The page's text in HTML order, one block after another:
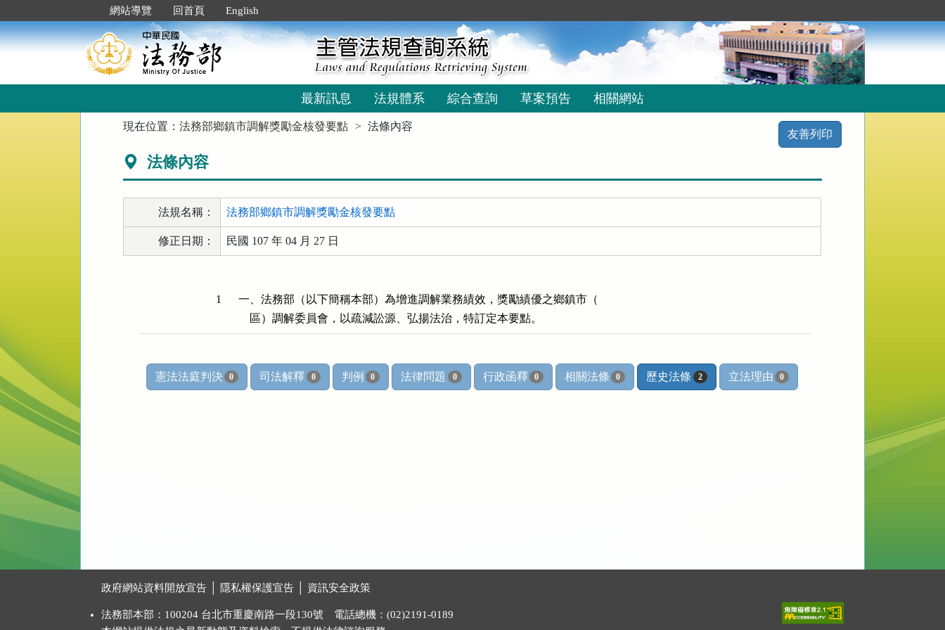
到
主
要
網站導覽 回首頁 English
最新訊息 法規體系 綜合查詢 草案預告 相關網站
現在位置：法務部鄉鎮市調解獎勵金核發要點 法條內容
友善列印
法條內容
法規名稱： 法務部鄉鎮市調解獎勵金核發要點
修正日期： 民國 107 年 04 月 27 日
1
一、法務部（以下簡稱本部）為增進調解業務績效，獎勵績優之鄉鎮市（
    區）調解委員會，以疏減訟源、弘揚法治，特訂定本要點。
憲法法庭判決 0 司法解釋 0 判例 0 法律問題 0 行政函釋 0 相關法條 0 歷史法條 2 立法理由 0
政府網站資料開放宣告 隱私權保護宣告 資訊安全政策
法務部本部：100204 台北市重慶南路一段130號 電話總機：(02)2191-0189